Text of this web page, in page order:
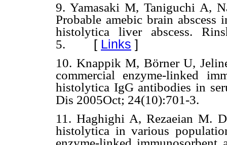
9. Yamasaki M, Taniguchi A,
Probable amebic brain
histolytica liver abscess.
5. [ Links ]
10. Knappik M, Börner U,
commercial enzyme-linked
histolytica IgG antibodies in
Dis 2005Oct; 24(10):701-3.
11. Haghighi A, Rezaeian M.
histolytica in various